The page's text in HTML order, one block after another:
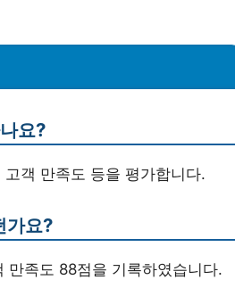
요?
객 만족도 등을 평가합니다.
가요?
족도 88점을 기록하였습니다.